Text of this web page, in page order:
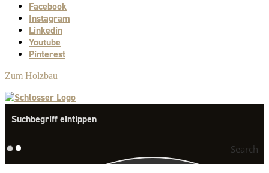
Facebook
Instagram
Linkedin
Youtube
Pinterest
Zum Holzbau
Search